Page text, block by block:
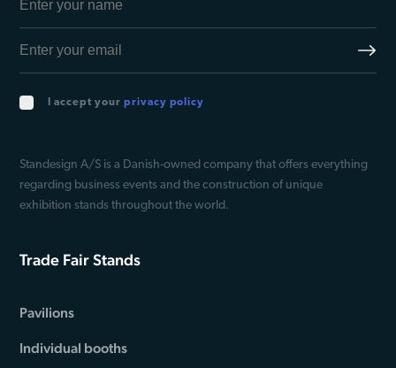
I accept your privacy policy
Standesign A/S is a Danish-owned company that offers everything
regarding business events and the construction of unique
exhibition stands throughout the world.
Trade Fair Stands
Pavilions
Individual booths